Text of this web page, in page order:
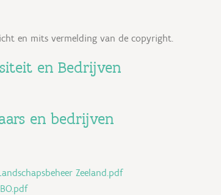
en mits vermelding van de copyright.
en Bedrijven
en bedrijven
Zeeland.pdf